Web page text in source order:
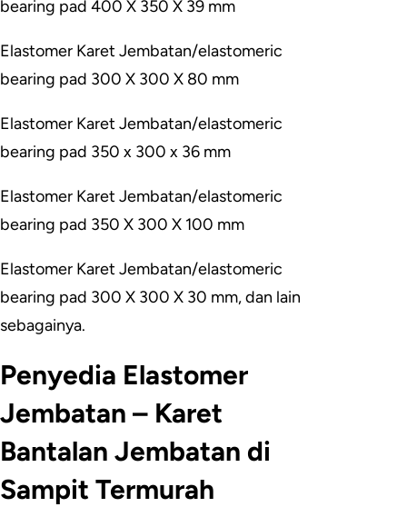
bearing pad 400 X 350 X 39 mm
Elastomer Karet Jembatan/elastomeric
bearing pad 300 X 300 X 80 mm
Elastomer Karet Jembatan/elastomeric
bearing pad 350 x 300 x 36 mm
Elastomer Karet Jembatan/elastomeric
bearing pad 350 X 300 X 100 mm
Elastomer Karet Jembatan/elastomeric
bearing pad 300 X 300 X 30 mm, dan lain
sebagainya.
Penyedia Elastomer
Jembatan – Karet
Bantalan Jembatan di
Sampit Termurah